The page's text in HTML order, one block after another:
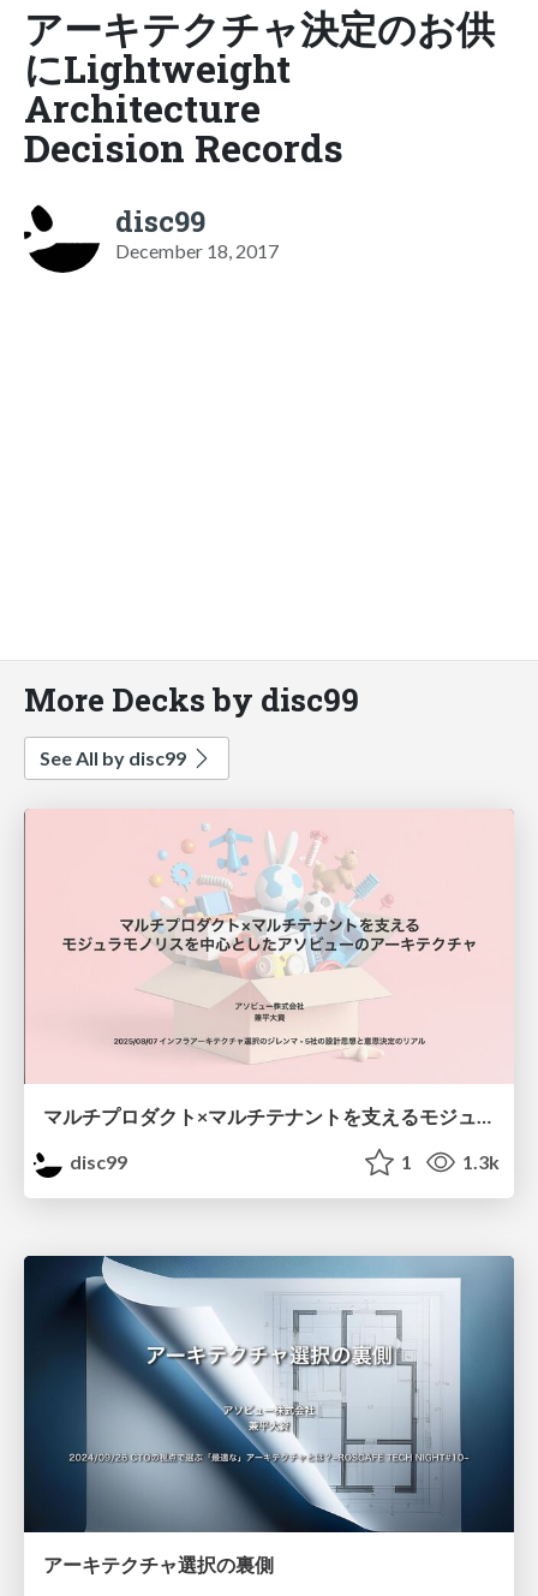
アーキテクチャ決定のお供
にLightweight
Architecture
Decision Records
disc99
December 18, 2017
More Decks by disc99
See All by disc99
マルチプロダクト×マルチテナントを支えるモジュラモノリスを中心としたアソビューのアーキテクチャ
disc99
1 1.3k
アーキテクチャ選択の裏側